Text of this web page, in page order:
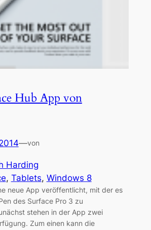
Hub App von
—von
Harding
, Tablets, Windows 8
neue App veröffentlicht, mit der es
des Surface Pro 3 zu
stehen in der App zwei
Zum einen kann die